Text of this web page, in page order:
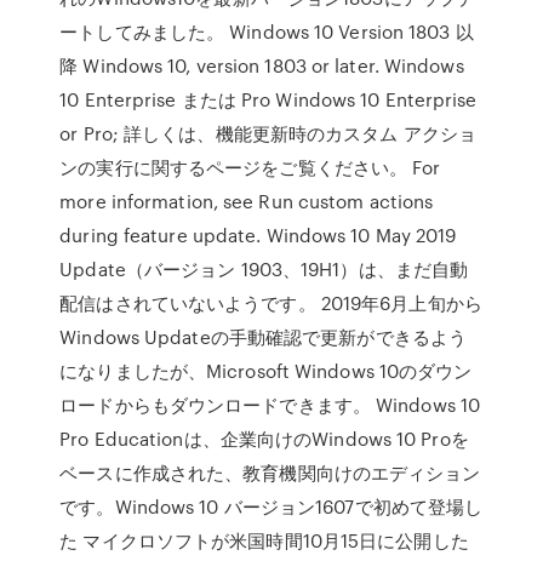
ートしてみました。 Windows 10 Version 1803 以
降 Windows 10, version 1803 or later. Windows
10 Enterprise または Pro Windows 10 Enterprise
or Pro; 詳しくは、機能更新時のカスタム アクショ
ンの実行に関するページをご覧ください。 For
more information, see Run custom actions
during feature update. Windows 10 May 2019
Update（バージョン 1903、19H1）は、まだ自動
配信はされていないようです。 2019年6月上旬から
Windows Updateの手動確認で更新ができるよう
になりましたが、Microsoft Windows 10のダウン
ロードからもダウンロードできます。 Windows 10
Pro Educationは、企業向けのWindows 10 Proを
ベースに作成された、教育機関向けのエディション
です。Windows 10 バージョン1607で初めて登場し
た マイクロソフトが米国時間10月15日に公開した